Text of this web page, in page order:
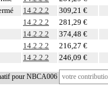
14.2.2.2 309,21 €
14.2.2.2 281,29 €
14.2.2.2 374,48 €
14.2.2.2 216,27 €
14.2.2.2 246,09 €
pour NBCA006